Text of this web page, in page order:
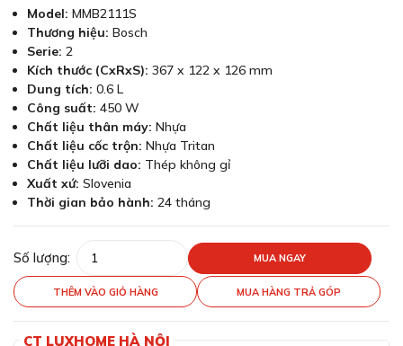
Model: MMB2111S
Thương hiệu: Bosch
Serie: 2
Kích thước (CxRxS): 367 x 122 x 126 mm
Dung tích: 0.6 L
Công suất: 450 W
Chất liệu thân máy: Nhựa
Chất liệu cốc trộn: Nhựa Tritan
Chất liệu lưỡi dao: Thép không gỉ
Xuất xứ: Slovenia
Thời gian bảo hành: 24 tháng
Số lượng: MUA NGAY
THÊM VÀO GIỎ HÀNG MUA HÀNG TRẢ GÓP
CT LUXHOME HÀ NỘI